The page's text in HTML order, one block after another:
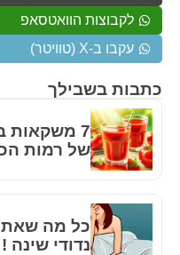
כתבות בשבילך
7 משקאות
של רמות
כל מה
נדודי שינה !
לקבוצות הוואטסאפ
עקבו ב-X (טוויטר)